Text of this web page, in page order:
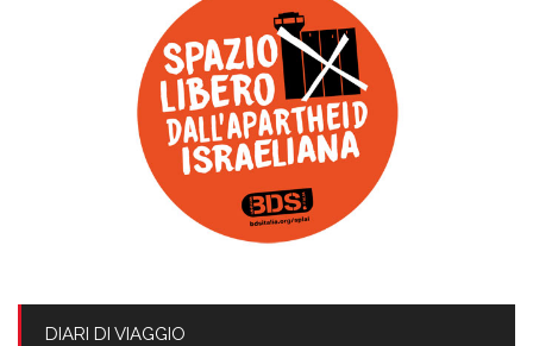
DIARI DI VIAGGIO